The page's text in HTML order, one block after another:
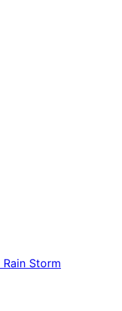
Rain Storm